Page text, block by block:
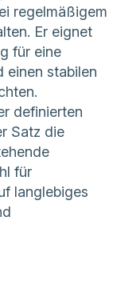
regelmäßigem
Er eignet
für eine
einen stabilen
definierten
Satz die
für
langlebiges